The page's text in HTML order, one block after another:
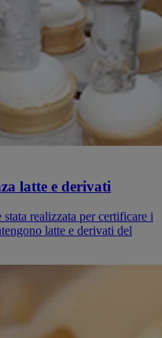
latte e derivati
realizzata per certificare i
latte e derivati del